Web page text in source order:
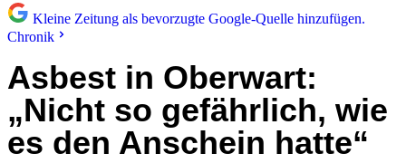
Kleine Zeitung als bevorzugte Google-Quelle hinzufügen.
Chronik
Asbest in Oberwart:
„Nicht so gefährlich, wie
es den Anschein hatte“